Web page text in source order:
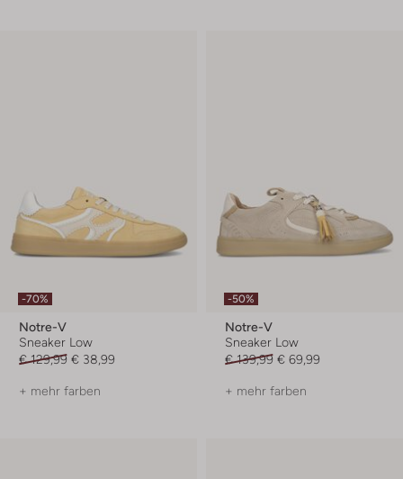
-70%
Notre-V
Sneaker Low
€ 129,99 € 38,99
+ mehr farben
-50%
Notre-V
Sneaker Low
€ 139,99 € 69,99
+ mehr farben